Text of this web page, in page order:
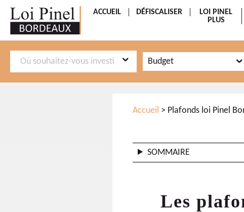
Aller
au
Aller
au
ACCUEIL DÉFISCALISER
LOI PINEL
PLUS
Budget
Accueil > Plafonds loi Pinel
SOMMAIRE
Les